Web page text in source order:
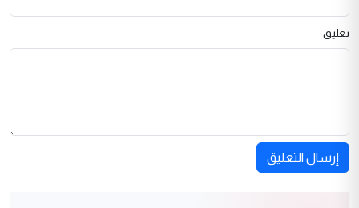
تعليق
إرسال التعليق